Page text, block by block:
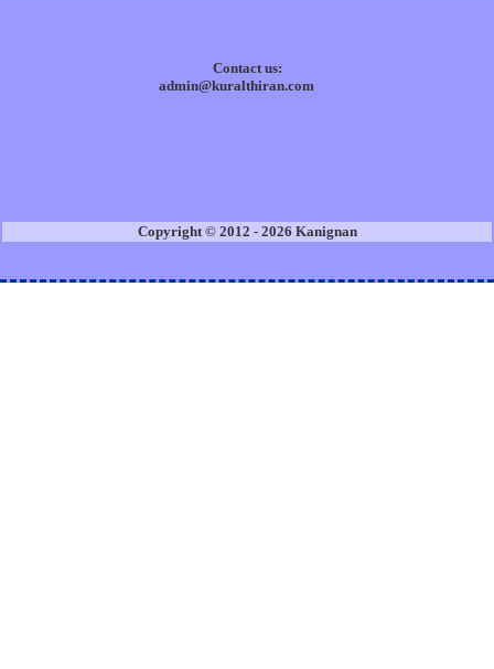
Contact us:
admin@kuralthiran.com
Copyright © 2012 - 2026 Kanignan